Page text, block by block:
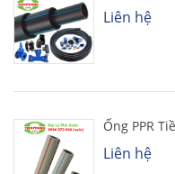
Liên hệ
Ống PPR
Liên hệ